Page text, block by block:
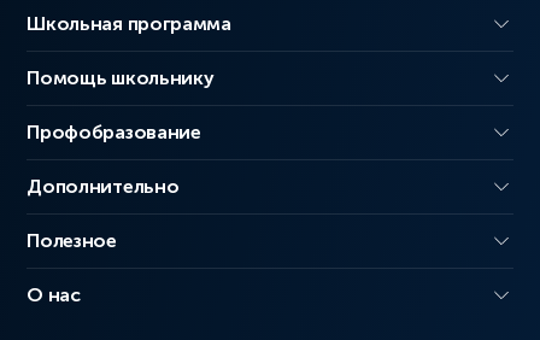
Школьная программа
Помощь школьнику
Профобразование
Дополнительно
Полезное
О нас